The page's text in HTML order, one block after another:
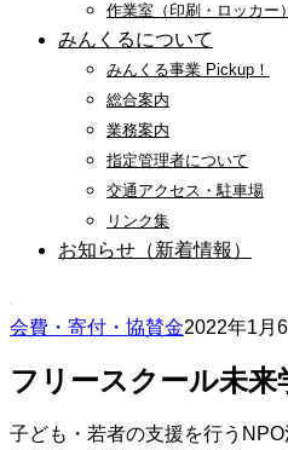
作業室（印刷・ロッカー）
みんくるについて
みんくる事業 Pickup！
総合案内
業務案内
指定管理者について
交通アクセス・駐車場
リンク集
お知らせ（新着情報）
会費・寄付・協賛金2022年1月6
フリースクール未
子ども・若者の支援を行う